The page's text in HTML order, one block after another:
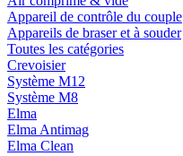
Appareil de contrôle du couple
Appareils de braser et à souder
Toutes les catégories
Crevoisier
Système M12
Système M8
Elma
Elma Antimag
Elma Clean